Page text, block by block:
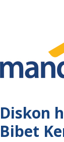
Diskon
Bibet